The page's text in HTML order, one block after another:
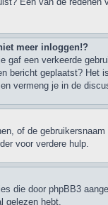
meer inloggen!?
gaf een verkeerde
bericht geplaatst?
vermeng je in de
of de
voor verdere hulp.
die door phpBB3
gelezen hebt.